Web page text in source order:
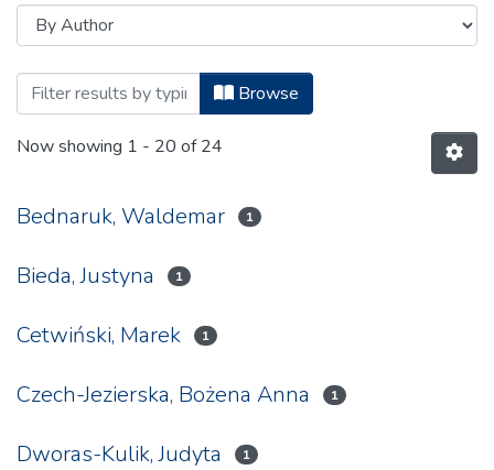
Browsing Studia z Dziejów Państwa i
Browse
Now showing 1 - 20 of 24
Bednaruk, Waldemar 1
Bieda, Justyna 1
Cetwiński, Marek 1
Czech-Jezierska, Bożena Anna 1
Dworas-Kulik, Judyta 1